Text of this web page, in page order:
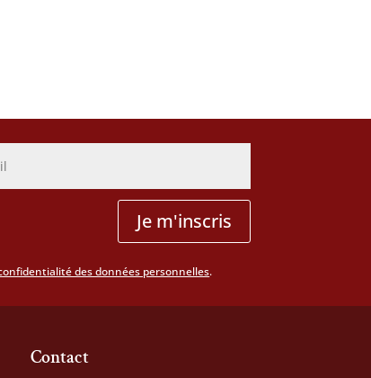
Je m'inscris
des données personnelles.
Contact